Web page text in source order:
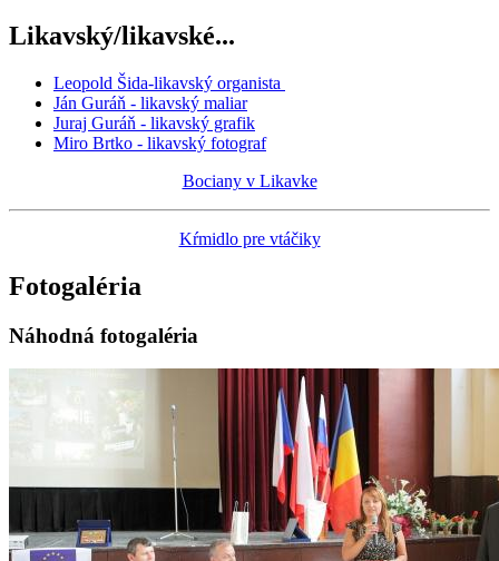
Likavský/likavské...
Leopold Šida-likavský organista
Ján Guráň - likavský maliar
Juraj Guráň - likavský grafik
Miro Brtko - likavský fotograf
Bociany v Likavke
Kŕmidlo pre vtáčiky
Fotogaléria
Náhodná fotogaléria